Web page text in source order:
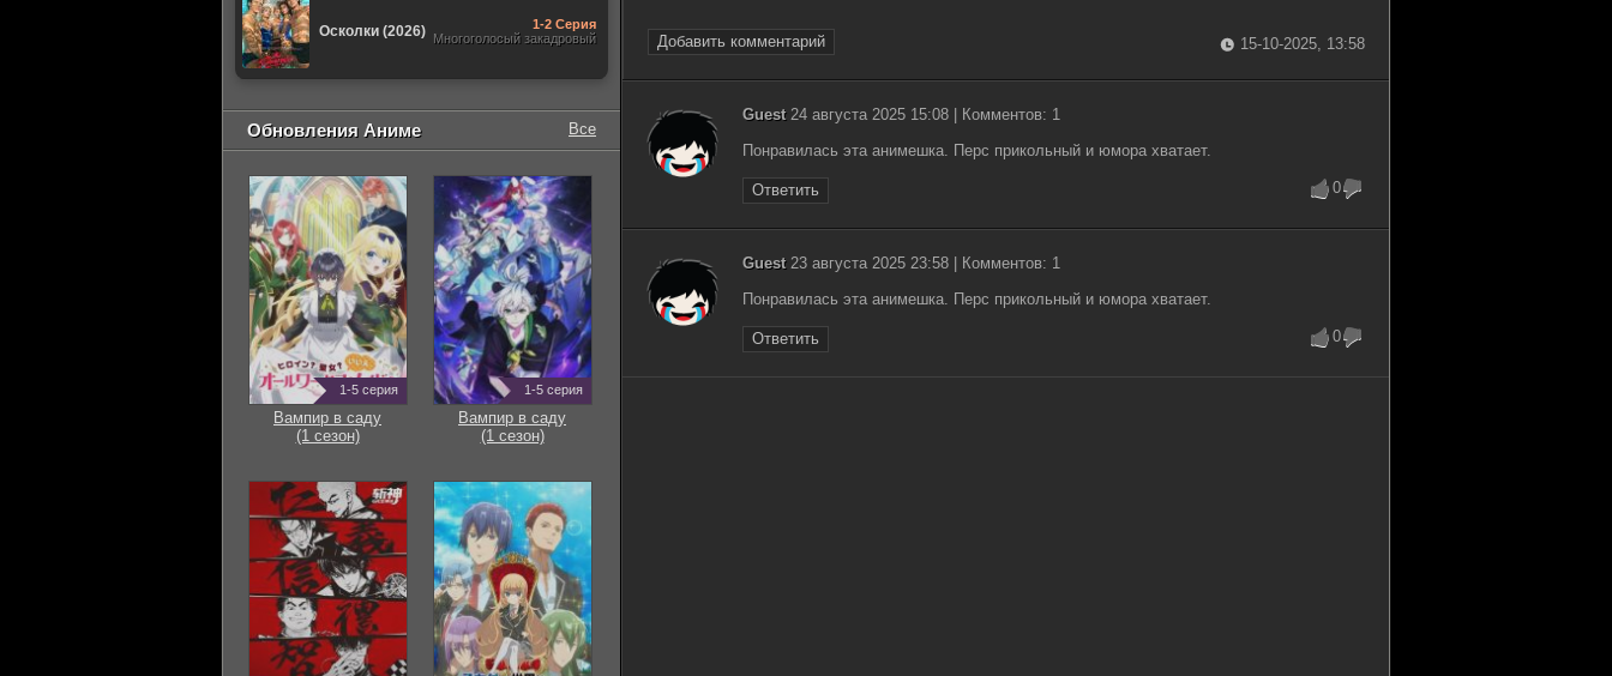
Добавить комментарий 15-10-2025, 13:58
Guest24 августа 2025 15:08 | Комментов: 1
Понравилась эта анимешка. Перс прикольный и юмора хватает.
Ответить 0
Guest23 августа 2025 23:58 | Комментов: 1
Понравилась эта анимешка. Перс прикольный и юмора хватает.
Ответить 0
Осколки (2026)
1-2 Серия
Многоголосый закадровый
Обновления Аниме Все
1-5 серия
Вампир в саду
(1 сезон)
1-5 серия
Вампир в саду
(1 сезон)